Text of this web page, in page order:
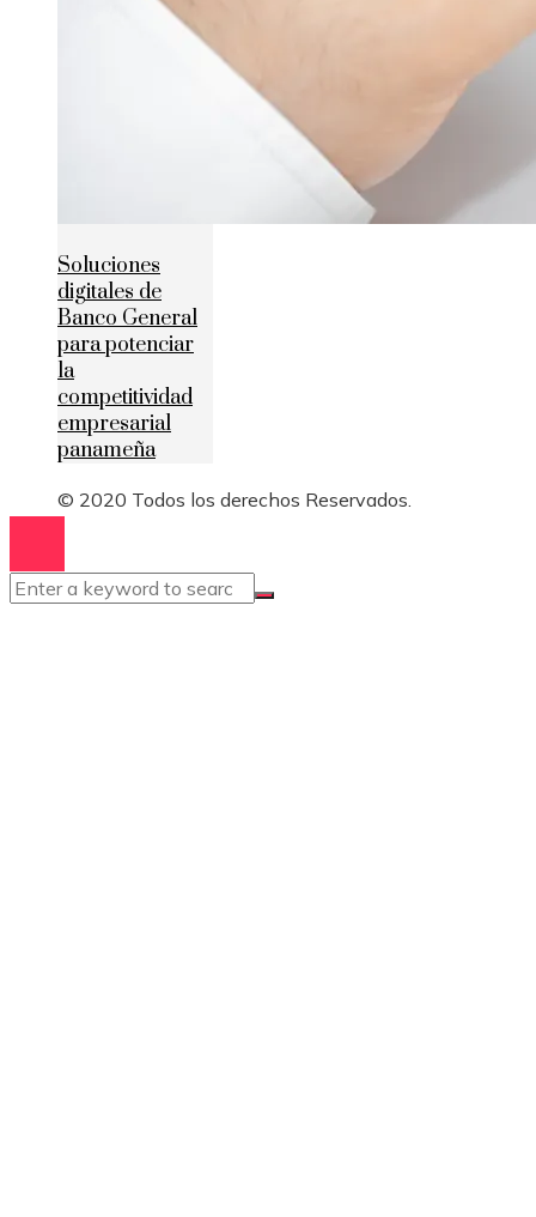
Soluciones
digitales de
Banco General
para potenciar
la
competitividad
empresarial
panameña
© 2020 Todos los derechos Reservados.